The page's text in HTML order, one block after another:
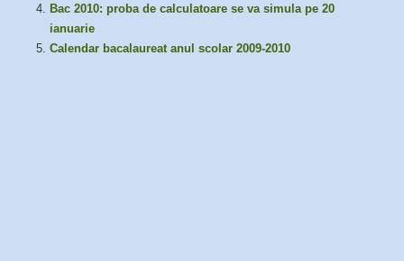
Bac 2010: proba de calculatoare se va simula pe 20
ianuarie
Calendar bacalaureat anul scolar 2009-2010